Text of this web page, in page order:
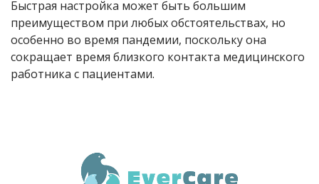
Быстрая настройка может быть большим
преимуществом при любых обстоятельствах, но
особенно во время пандемии, поскольку она
сокращает время близкого контакта медицинского
работника с пациентами.